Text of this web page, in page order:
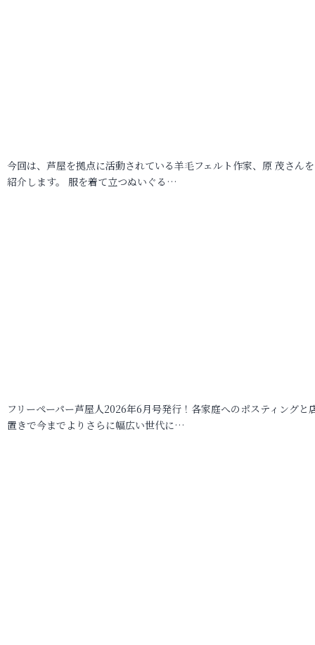
今回は、芦屋を拠点に活動されている羊毛フェルト作家、原 茂さん
紹介します。 服を着て立つぬいぐる…
フリーペーパー芦屋人2026年6月号発行！各家庭へのポスティングと
置きで今までよりさらに幅広い世代に…